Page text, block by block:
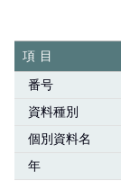
項目
番号
資料種別
個別資料名
年